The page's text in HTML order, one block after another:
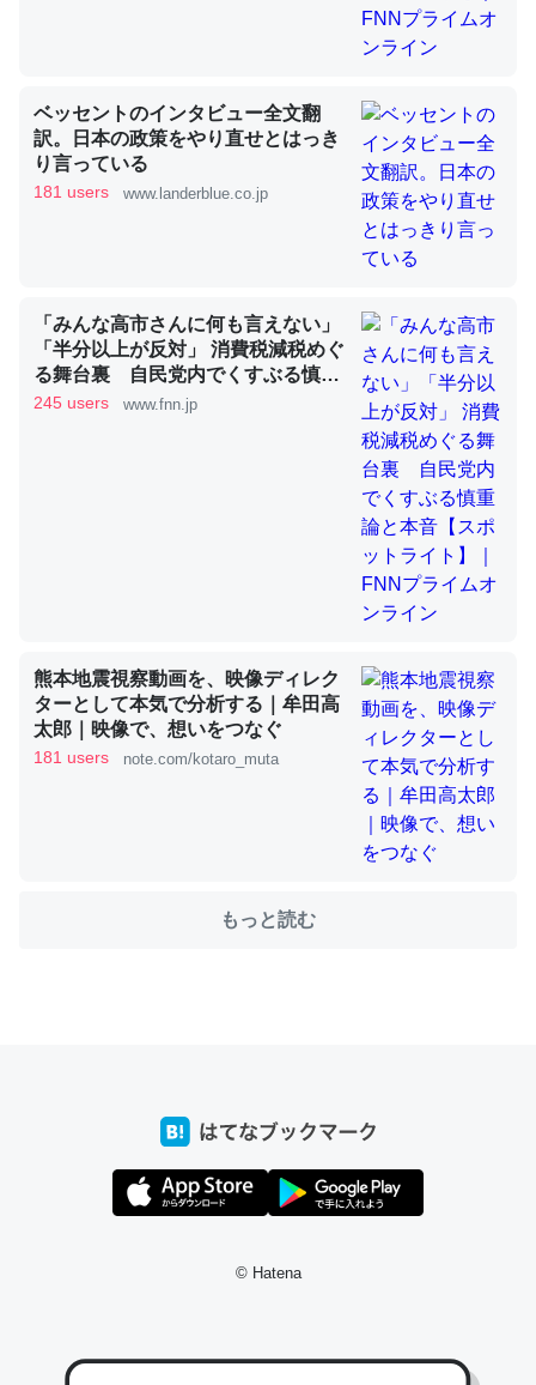
利だから両方が拮抗してるのでは」とあって面白い。海に
いる鋏角類（カブトガニ・ウミグモ）はカルシウムを使わ
ずキチンを強化してる筈だが、酵素が違うのか？
─ニュース :: 【研究発表】昆虫学の大問題＝「昆虫はなぜ海にいな
これを元に考えるとカルシウムを大量に使う脊椎動物と貝
類は苦労してるんだな…。腹足類だと殻を無くしてナメク
─ニュース :: 【研究発表】昆虫学の大問題＝「昆虫はなぜ海にいな
ちぼちRingも置こうかと画策中。あと、Googleマップで
位置情報を共有してる。電池残量や充電中かが分かるので
これ見て生きてるなって分かる。
─たまにLINEするくらいだった遠方の父67歳と僕。ITツール導入で
コミュニケーションが劇的に変化した｜tayorini by LIFULL介護
ちょうど同じ理由でEcho Show 8を設定中でした。Prime
回線代ほとんどかからないですよ。参考：
─たまにLINEするくらいだった遠方の父67歳と僕。ITツール導入で
ベッセントのインタビュー全文翻
訳。日本の政策をやり直せとはっき
り言っている
181 users www.landerblue.co.jp
「みんな高市さんに何も言えない」
「半分以上が反対」 消費税減税めぐ
る舞台裏 自民党内でくすぶる慎重
論と本音【スポットライト】｜FNN
245 users www.fnn.jp
熊本地震視察動画を、映像ディレク
ターとして本気で分析する｜牟田高
太郎｜映像で、想いをつなぐ
181 users note.com/kotaro_muta
もっと読む
© Hatena